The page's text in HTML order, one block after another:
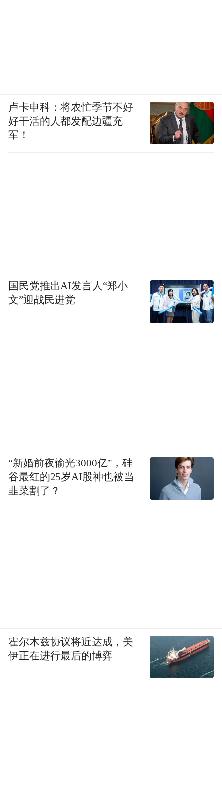
卢卡申科：将农忙季节不好
好干活的人都发配边疆充
军！
国民党推出AI发言人“郑小
文”迎战民进党
“新婚前夜输光3000亿”，硅
谷最红的25岁AI股神也被当
韭菜割了？
霍尔木兹协议将近达成，美
伊正在进行最后的博弈